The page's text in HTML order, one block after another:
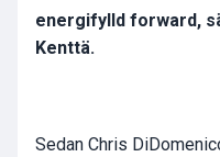
energifylld forward,
Kenttä.
Sedan Chris